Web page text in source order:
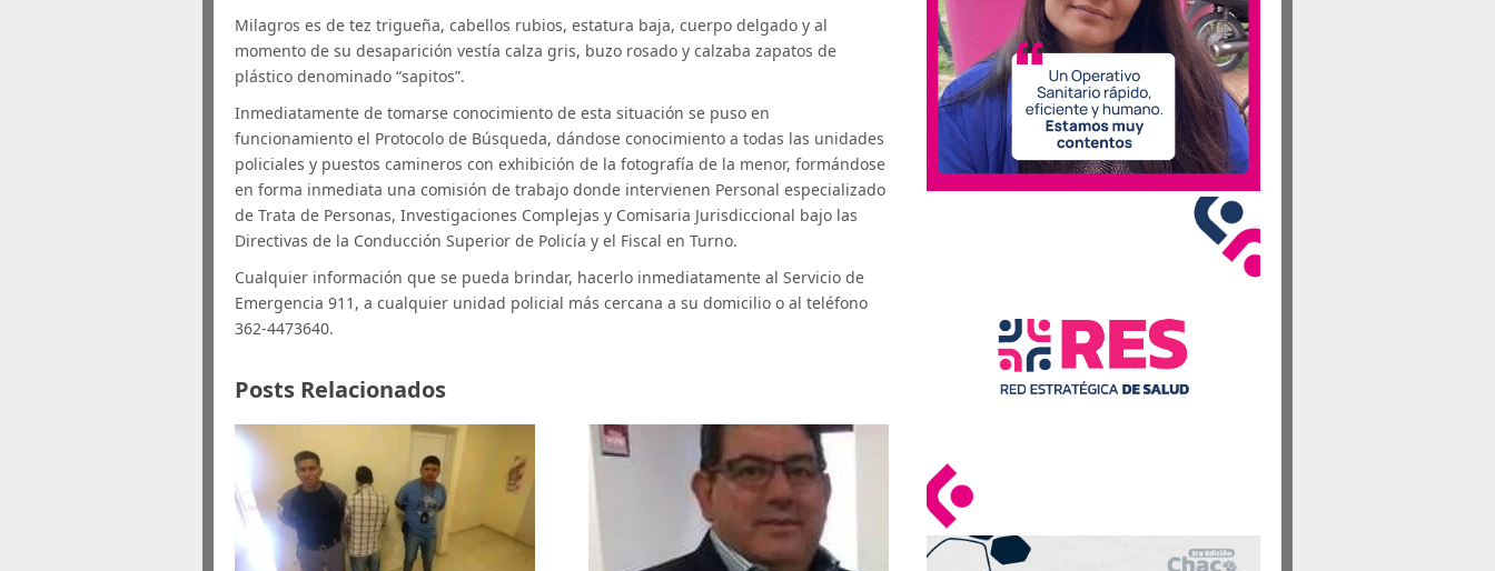
Milagros es de tez trigueña, cabellos rubios, estatura baja, cuerpo delgado y al
momento de su desaparición vestía calza gris, buzo rosado y calzaba zapatos de
plástico denominado “sapitos”.
Inmediatamente de tomarse conocimiento de esta situación se puso en
funcionamiento el Protocolo de Búsqueda, dándose conocimiento a todas las unidades
policiales y puestos camineros con exhibición de la fotografía de la menor, formándose
en forma inmediata una comisión de trabajo donde intervienen Personal especializado
de Trata de Personas, Investigaciones Complejas y Comisaria Jurisdiccional bajo las
Directivas de la Conducción Superior de Policía y el Fiscal en Turno.
Cualquier información que se pueda brindar, hacerlo inmediatamente al Servicio de
Emergencia 911, a cualquier unidad policial más cercana a su domicilio o al teléfono
362-4473640.
Posts Relacionados